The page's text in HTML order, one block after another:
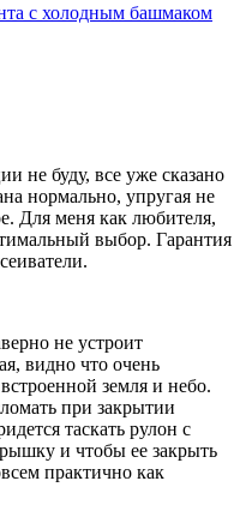
с холодным башмаком
не буду, все уже сказано
нормально, упругая не
Для меня как любителя,
выбор. Гарантия
не устроит
видно что очень
земля и небо.
при закрытии
таскать рулон с
и чтобы ее закрыть
практично как